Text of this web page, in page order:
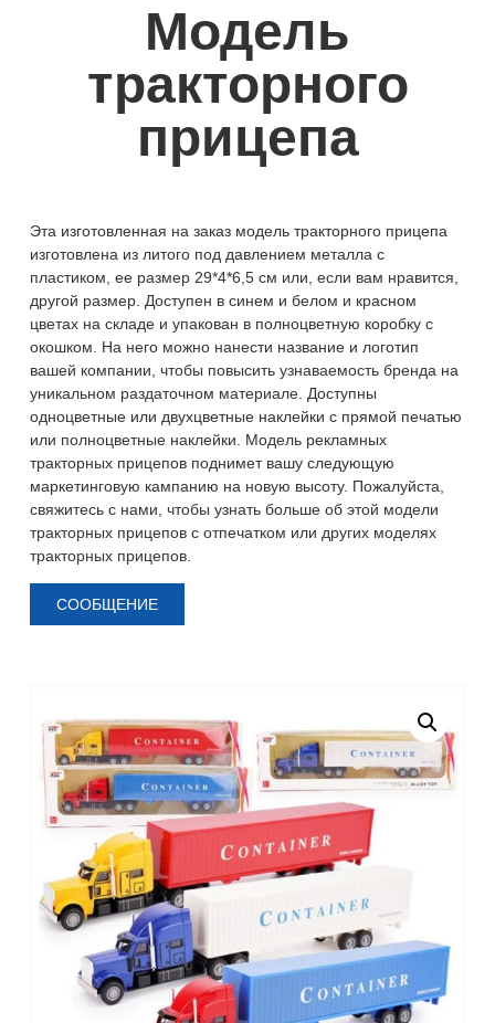
Модель
тракторного
прицепа
Эта изготовленная на заказ модель тракторного прицепа
изготовлена ​​из литого под давлением металла с
пластиком, ее размер 29*4*6,5 см или, если вам нравится,
другой размер. Доступен в синем и белом и красном
цветах на складе и упакован в полноцветную коробку с
окошком. На него можно нанести название и логотип
вашей компании, чтобы повысить узнаваемость бренда на
уникальном раздаточном материале. Доступны
одноцветные или двухцветные наклейки с прямой печатью
или полноцветные наклейки. Модель рекламных
тракторных прицепов поднимет вашу следующую
маркетинговую кампанию на новую высоту. Пожалуйста,
свяжитесь с нами, чтобы узнать больше об этой модели
тракторных прицепов с отпечатком или других моделях
тракторных прицепов.
СООБЩЕНИЕ